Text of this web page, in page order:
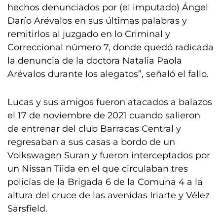
hechos denunciados por (el imputado) Ángel
Darío Arévalos en sus últimas palabras y
remitirlos al juzgado en lo Criminal y
Correccional número 7, donde quedó radicada
la denuncia de la doctora Natalia Paola
Arévalos durante los alegatos”, señaló el fallo.
Lucas y sus amigos fueron atacados a balazos
el 17 de noviembre de 2021 cuando salieron
de entrenar del club Barracas Central y
regresaban a sus casas a bordo de un
Volkswagen Suran y fueron interceptados por
un Nissan Tiida en el que circulaban tres
policías de la Brigada 6 de la Comuna 4 a la
altura del cruce de las avenidas Iriarte y Vélez
Sarsfield.